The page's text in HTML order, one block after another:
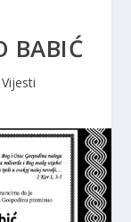
BABIĆ
Vijesti